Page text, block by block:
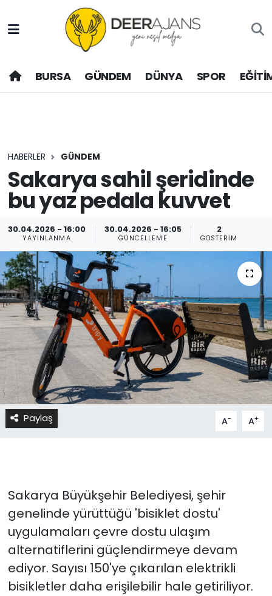
BURSA GÜNDEM DÜNYA SPOR
HABERLER GÜNDEM
Sakarya sahil şeridinde
bu yaz pedala kuvvet
30.04.2026 - 16:00
YAYINLANMA
30.04.2026 - 16:05
GÜNCELLEME
2
GÖSTERIM
Paylaş A- A+
Sakarya Büyükşehir Belediyesi, şehir
genelinde yürüttüğü 'bisiklet dostu'
uygulamaları çevre dostu ulaşım
alternatiflerini güçlendirmeye devam
ediyor. Sayısı 150'ye çıkarılan elektrikli
bisikletler daha erişilebilir hale getiriliyor.
Hava Durumu
Trafik Durumu
Son Dakika Haberleri
Haber Arşivi